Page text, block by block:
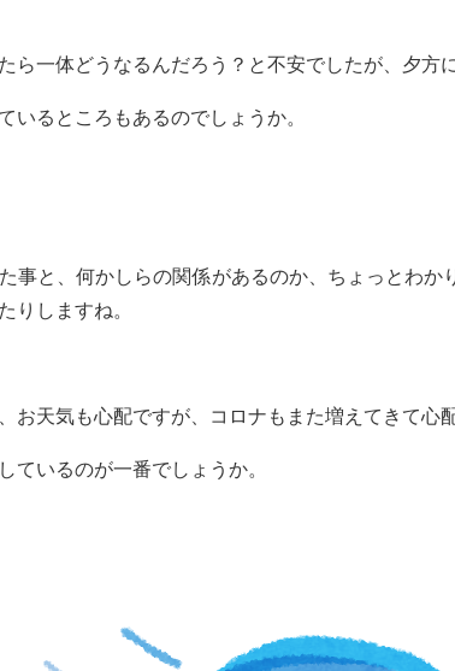
ら一体どうなるんだろう？と不安でしたが、夕方
いるところもあるのでしょうか。
事と、何かしらの関係があるのか、ちょっとわ
りしますね。
お天気も心配ですが、コロナもまた増えてきて心配
ているのが一番でしょうか。